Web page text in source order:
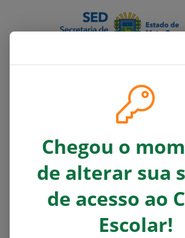
Acessar
Atenção!
Cheff Escolar mudou.
Não possui acesso?Criar conta
Editais das aquisições
Chegou o
de alterar sua
de acesso ao
Escolar!